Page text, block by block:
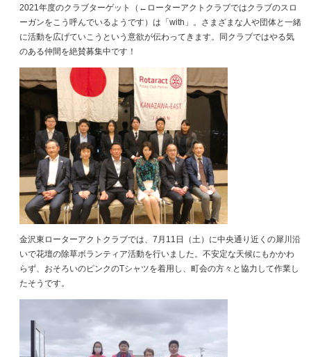
2021年度のクラブターゲット（←ローターアクトクラブではクラブのスロ
ーガンをこう呼んでいるようです）は「with」。さまざまな人や団体と一緒
に活動を広げていこうという意欲が伝わってきます。同クラブではやる気
のある仲間を絶賛募集中です！
金沢東ローターアクトクラブでは、7月11日（土）に中央通り近くの犀川沿
いで花壇の除草ボランティア活動を行いました。不安定な天候にもかかわ
らず、おそろいのピンクのTシャツを着用し、町会の方々と協力して作業し
たそうです。